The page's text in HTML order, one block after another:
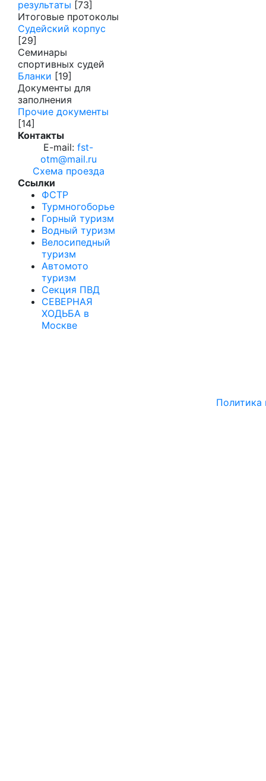
результаты [73]
Итоговые протоколы
Судейский корпус
[29]
Семинары
спортивных судей
Бланки [19]
Документы для
заполнения
Прочие документы
[14]
Контакты
E-mail: fst-
otm@mail.ru
Схема проезда
Ссылки
ФСТР
Турмногоборье
Горный туризм
Водный туризм
Велосипедный
туризм
Автомото
туризм
Секция ПВД
СЕВЕРНАЯ
ХОДЬБА в
Москве
Политика